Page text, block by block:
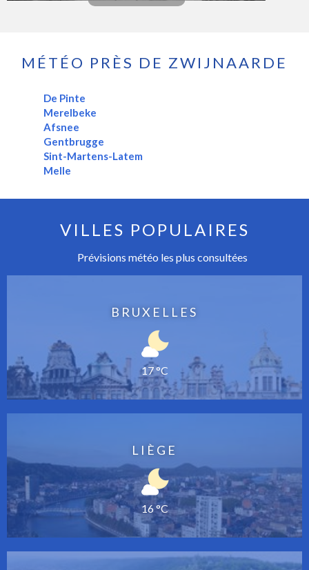
MÉTÉO PRÈS DE ZWIJNAARDE
De Pinte
Merelbeke
Afsnee
Gentbrugge
Sint-Martens-Latem
Melle
VILLES POPULAIRES
Prévisions météo les plus consultées
BRUXELLES
17 °C
LIÈGE
16 °C